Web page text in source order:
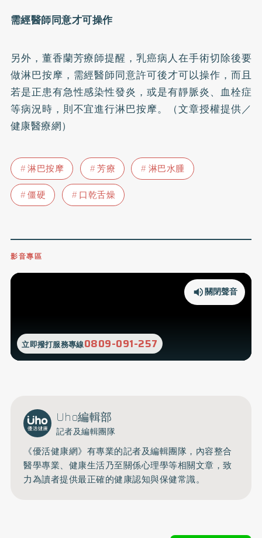
需經醫師同意才可操作
另外，董香蘭芳療師提醒，乳癌病人在手術切除後要
做淋巴按摩，需經醫師同意許可後才可以操作，而且
若是正患有急性感染性發炎，或是有靜脈炎、血栓症
等病況時，則不宜進行淋巴按摩。（文章授權提供／
健康醫療網）
淋巴按摩 芳療
淋巴水腫
僵硬
口乾舌燥
影音專區
立即撥打服務專線0809-091-257
關閉聲音
Uho編輯部
記者及編輯團隊
《優活健康網》有專業的記者及編輯團隊，內容整合
醫學專業、健康生活乃至關係心理學等相關文章，致
力為讀者提供最正確的健康認知與保健常識。